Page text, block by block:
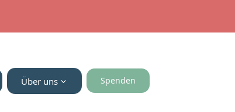
Über uns Spenden